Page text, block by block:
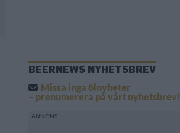
BEERNEWS NYHETSBREV
Missa inga ölnyheter
– prenumerera på vårt nyhetsbrev!